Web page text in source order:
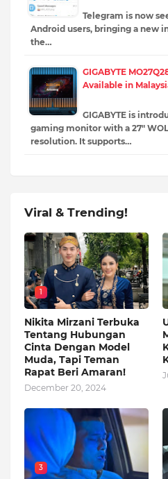
Telegram is now
Android users, bringing a new
the…
GIGABYTE
Available in
GIGABYTE is
gaming monitor with a 27″
resolution. It supports…
Viral & Trending!
1
Nikita Mirzani Terbuka
Tentang Hubungan
Cinta Dengan Model
Muda, Tapi Teman
Rapat Beri Amaran!
December 20, 2024
3